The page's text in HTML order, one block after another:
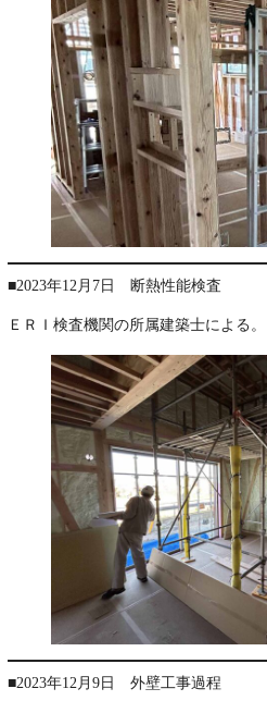
■2023年12月7日 断熱性能検査
ＥＲＩ検査機関の所属建築士による。
■2023年12月9日 外壁工事過程